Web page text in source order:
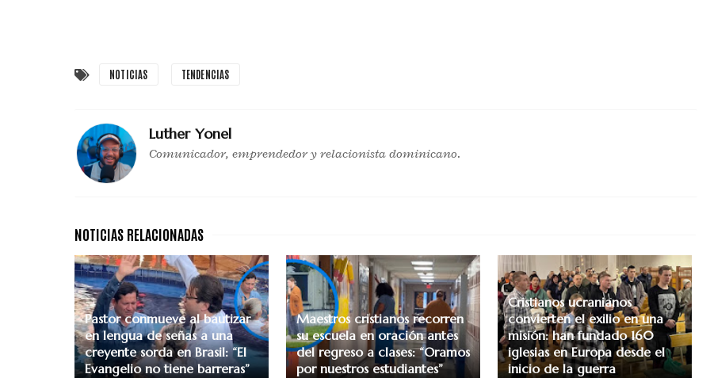
NOTICIAS TENDENCIAS
Luther Yonel
Comunicador, emprendedor y relacionista dominicano.
Pastor conmueve al bautizar
en lengua de señas a una
creyente sorda en Brasil: “El
Evangelio no tiene barreras”
Maestros cristianos recorren
su escuela en oración antes
del regreso a clases: “Oramos
por nuestros estudiantes”
Cristianos ucranianos
convierten el exilio en una
misión: han fundado 160
iglesias en Europa desde el
inicio de la guerra